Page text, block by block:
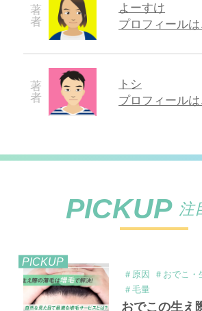
よーすけ
プロフィール
トシ
プロフィール
PICKUP 注
PICKUP
＃原因
＃おでこ
＃毛量
おでこの生え